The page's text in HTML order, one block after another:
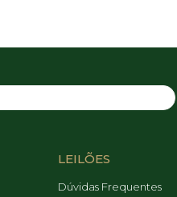
LEILÕES
Dúvidas Frequentes